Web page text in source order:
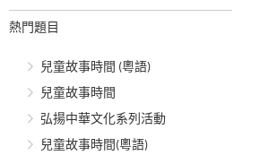
熱門題目
兒童故事時間 (粵語)
兒童故事時間
弘揚中華文化系列活動
兒童故事時間(粵語)